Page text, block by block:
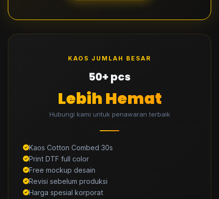
KAOS JUMLAH BESAR
50+ pcs
Lebih Hemat
Hubungi kami untuk penawaran terbaik
Kaos Cotton Combed 30s
Print DTF full color
Free mockup desain
Revisi sebelum produksi
Harga spesial korporat